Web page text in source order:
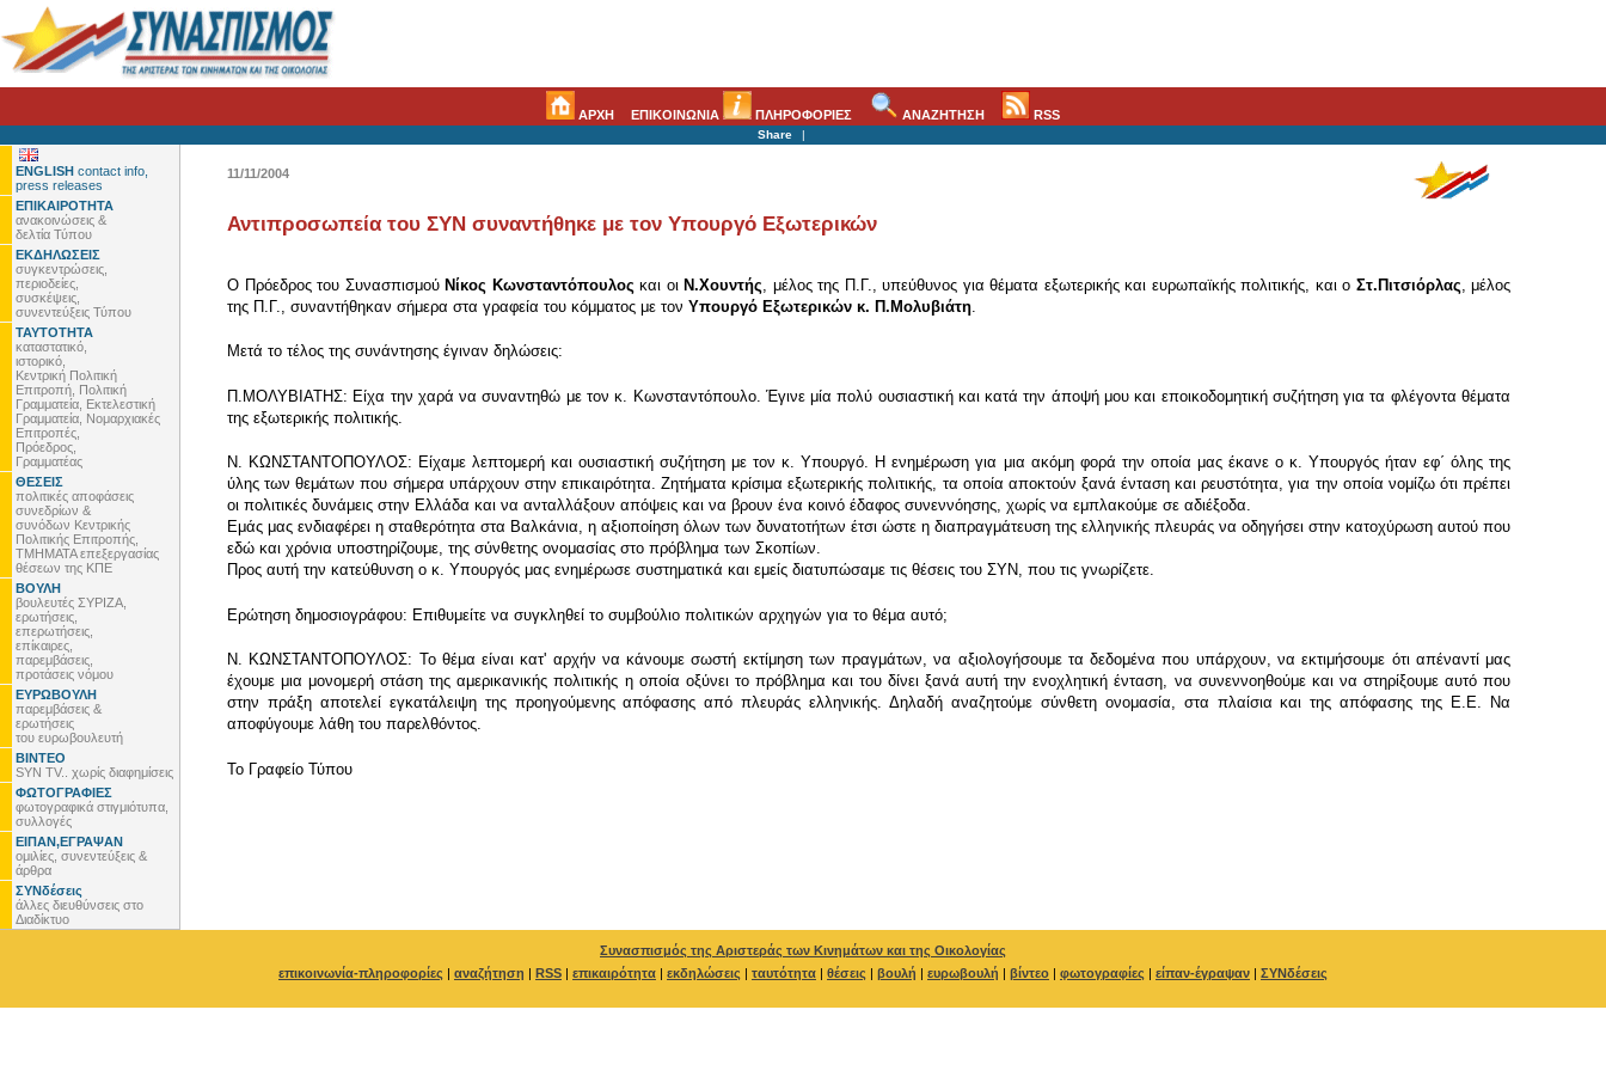
ΑΡΧΗ ΕΠΙΚΟΙΝΩΝΙΑ ΠΛΗΡΟΦΟΡΙΕΣ ΑΝΑΖΗΤΗΣΗ RSS
Share |
ENGLISH contact info,
press releases
ΕΠΙΚΑΙΡΟΤΗΤΑ
ανακοινώσεις &
δελτία Τύπου
ΕΚΔΗΛΩΣΕΙΣ
συγκεντρώσεις,
περιοδείες,
συσκέψεις,
συνεντεύξεις Τύπου
ΤΑΥΤΟΤΗΤΑ
καταστατικό,
ιστορικό,
Κεντρική Πολιτική
Επιτροπή, Πολιτική
Γραμματεία, Εκτελεστική
Γραμματεία, Νομαρχιακές
Επιτροπές,
Πρόεδρος,
Γραμματέας
ΘΕΣΕΙΣ
πολιτικές αποφάσεις
συνεδρίων &
συνόδων Κεντρικής
Πολιτικής Επιτροπής,
ΤΜΗΜΑΤΑ επεξεργασίας
θέσεων της ΚΠΕ
ΒΟΥΛΗ
βουλευτές ΣΥΡΙΖΑ,
ερωτήσεις,
επερωτήσεις,
επίκαιρες,
παρεμβάσεις,
προτάσεις νόμου
ΕΥΡΩΒΟΥΛΗ
παρεμβάσεις &
ερωτήσεις
του ευρωβουλευτή
ΒΙΝΤΕΟ
SYN TV.. χωρίς διαφημίσεις
ΦΩΤΟΓΡΑΦΙΕΣ
φωτογραφικά στιγμιότυπα,
συλλογές
ΕΙΠΑΝ,ΕΓΡΑΨΑΝ
ομιλίες, συνεντεύξεις &
άρθρα
ΣΥΝδέσεις
άλλες διευθύνσεις στο
Διαδίκτυο
11/11/2004
Αντιπροσωπεία του ΣΥΝ συναντήθηκε με τον Υπουργό Εξωτερικών
Ο Πρόεδρος του Συνασπισμού Νίκος Κωνσταντόπουλος και οι Ν.Χουντής , μέλος της Π.Γ., υπεύθυνος για θέματα εξωτερικής και ευρωπαϊκής πολιτικής, και ο Στ.Πιτσιόρλας , μέλος
της Π.Γ., συναντήθηκαν σήμερα στα γραφεία του κόμματος με τον Υπουργό Εξωτερικών κ. Π.Μολυβιάτη
Μετά το τέλος της συνάντησης έγιναν δηλώσεις:
Π.ΜΟΛΥΒΙΑΤΗΣ: Είχα την χαρά να συναντηθώ με τον κ. Κωνσταντόπουλο. Έγινε μία πολύ ουσιαστική και κατά την άποψή μου και εποικοδομητική συζήτηση για τα φλέγοντα θέματα
της εξωτερικής πολιτικής.
Ν. ΚΩΝΣΤΑΝΤΟΠΟΥΛΟΣ: Είχαμε λεπτομερή και ουσιαστική συζήτηση με τον κ. Υπουργό. Η ενημέρωση για μια ακόμη φορά την οποία μας έκανε ο κ. Υπουργός ήταν εφ΄ όλης της
ύλης των θεμάτων που σήμερα υπάρχουν στην επικαιρότητα. Ζητήματα κρίσιμα εξωτερικής πολιτικής, τα οποία αποκτούν ξανά ένταση και ρευστότητα, για την οποία νομίζω ότι πρέπει
οι πολιτικές δυνάμεις στην Ελλάδα και να ανταλλάξουν απόψεις και να βρουν ένα κοινό έδαφος συνεννόησης, χωρίς να εμπλακούμε σε αδιέξοδα.
Εμάς μας ενδιαφέρει η σταθερότητα στα Βαλκάνια, η αξιοποίηση όλων των δυνατοτήτων έτσι ώστε η διαπραγμάτευση της ελληνικής πλευράς να οδηγήσει στην κατοχύρωση αυτού που
εδώ και χρόνια υποστηρίζουμε, της σύνθετης ονομασίας στο πρόβλημα των Σκοπίων.
Προς αυτή την κατεύθυνση ο κ. Υπουργός μας ενημέρωσε συστηματικά και εμείς διατυπώσαμε τις θέσεις του ΣΥΝ, που τις γνωρίζετε.
Ερώτηση δημοσιογράφου: Επιθυμείτε να συγκληθεί το συμβούλιο πολιτικών αρχηγών για το θέμα αυτό;
Ν. ΚΩΝΣΤΑΝΤΟΠΟΥΛΟΣ: Το θέμα είναι κατ' αρχήν να κάνουμε σωστή εκτίμηση των πραγμάτων, να αξιολογήσουμε τα δεδομένα που υπάρχουν, να εκτιμήσουμε ότι απέναντί μας
έχουμε μια μονομερή στάση της αμερικανικής πολιτικής η οποία οξύνει το πρόβλημα και του δίνει ξανά αυτή την ενοχλητική ένταση, να συνεννοηθούμε και να στηρίξουμε αυτό που
στην πράξη αποτελεί εγκατάλειψη της προηγούμενης απόφασης από πλευράς ελληνικής. Δηλαδή αναζητούμε σύνθετη ονομασία, στα πλαίσια και της απόφασης της Ε.Ε. Να
αποφύγουμε λάθη του παρελθόντος.
To Γραφείο Τύπου
Συνασπισμός της Αριστεράς των Κινημάτων και της Οικολογίας
επικοινωνία-πληροφορίες | αναζήτηση | RSS | επικαιρότητα | εκδηλώσεις | ταυτότητα | θέσεις | βουλή | ευρωβουλή | βίντεο | φωτογραφίες | είπαν-έγραψαν | ΣΥΝδέσεις